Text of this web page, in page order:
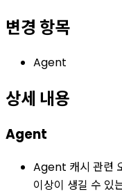
변경 항목
Agent
상세 내용
Agent
Agent 캐시 관련
이상이 생길 수 있